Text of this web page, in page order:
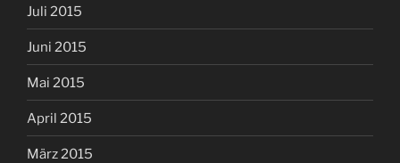
Juli 2015
Juni 2015
Mai 2015
April 2015
März 2015